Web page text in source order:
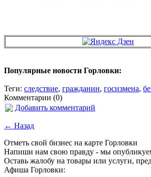
Популярные новости Горловки:
Теги: следствие, гражданин, госизмена,
Комментарии (0)
Добавить комментарий
← Назад
Отметь свой бизнес на карте Горловки
Напиши нам свою правду - мы
Оставь жалобу на товары или услуги,
Афиша Горловки: